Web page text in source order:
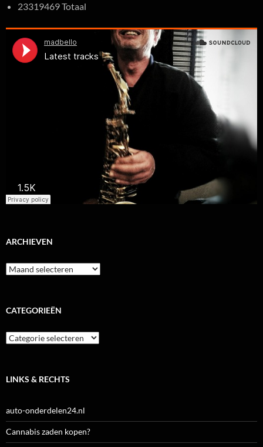
23319469 Totaal
ARCHIEVEN
Archieven
CATEGORIEËN
Categorieën
LINKS & RECHTS
auto-onderdelen24.nl
Cannabis zaden kopen?